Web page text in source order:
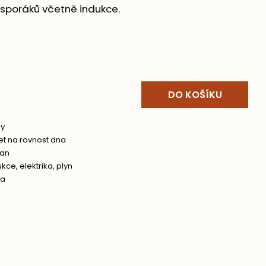
včetně indukce.
DO KOŠÍKU
na rovnost dna
, elektrika, plyn